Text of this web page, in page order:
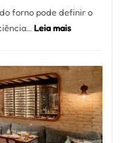
Resolver
Isso
forno pode definir o
Leia mais:
Como
Escolher
o
Forno
Ideal